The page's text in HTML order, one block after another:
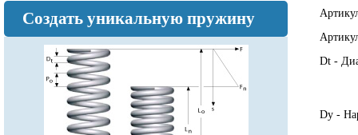
Создать уникальную пружину
Dt -
Dy -